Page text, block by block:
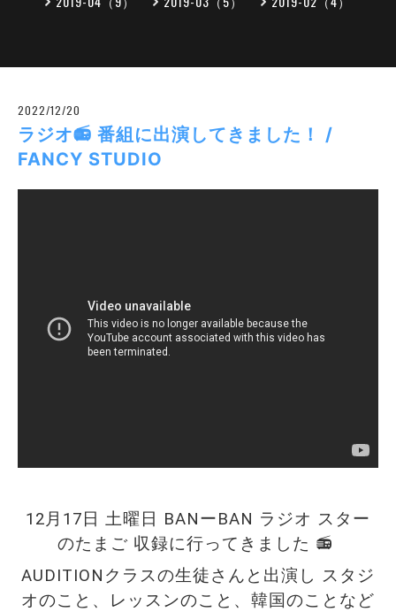
2022/12/20
ラジオ📻 番組に出演してきました！ /
FANCY STUDIO
12月17日 土曜日 BANーBAN ラジオ スター
のたまご 収録に行ってきました 📻
AUDITIONクラスの生徒さんと出演し スタジ
オのこと、レッスンのこと、韓国のことなど